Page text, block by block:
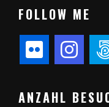
FOLLOW ME
ANZAHL